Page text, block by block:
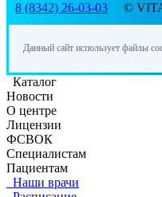
8 (8342) 26-03-03 ©
Данный сайт использует файлы
Каталог
Новости
О центре
Лицензии
ФСВОК
Специалистам
Пациентам
Наши врачи